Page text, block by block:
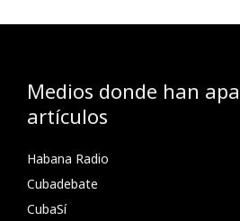
Medios donde han
artículos
Habana Radio
Cubadebate
CubaSí